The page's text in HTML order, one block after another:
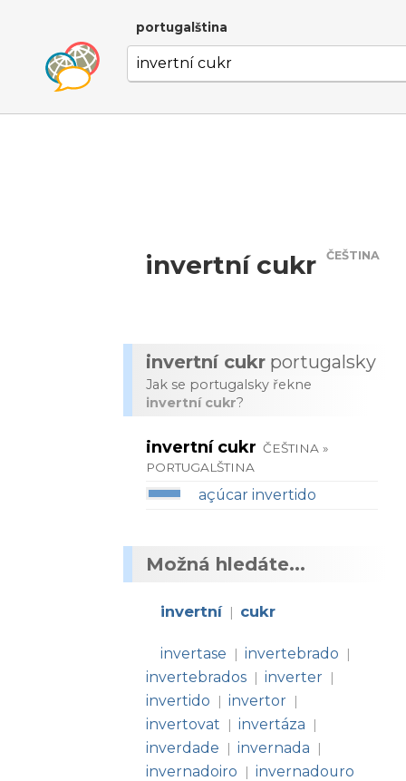
portugalština
invertní cukr ČEŠTINA
invertní cukr portugalsky
Jak se portugalsky řekne
invertní cukr?
invertní cukr ČEŠTINA »
PORTUGALŠTINA
açúcar invertido
Možná hledáte...
invertní | cukr
invertase | invertebrado |
invertebrados | inverter |
invertido | invertor |
invertovat | invertáza |
inverdade | invernada |
invernadoiro | invernadouro